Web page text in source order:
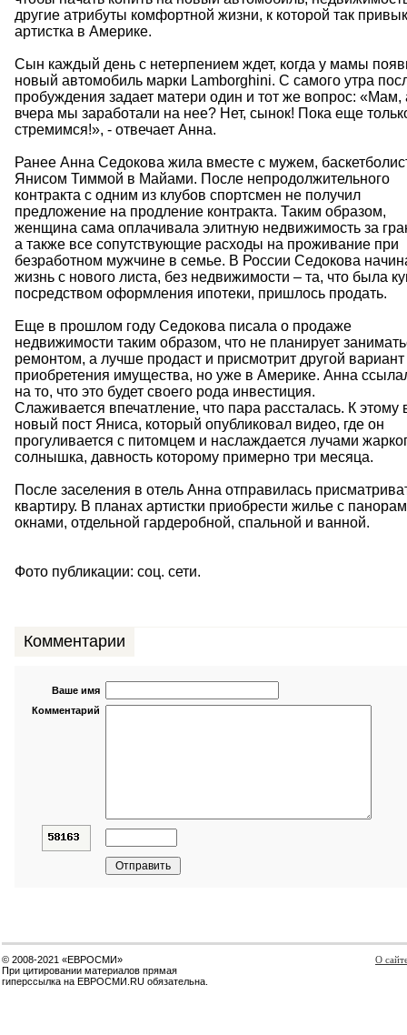
другие атрибуты комфортной жизни, к которой так
артистка в Америке.
Сын каждый день с нетерпением ждет, когда у мамы
новый автомобиль марки Lamborghini. С самого утра
пробуждения задает матери один и тот же вопрос: «Мам,
вчера мы заработали на нее? Нет, сынок! Пока еще
стремимся!», - отвечает Анна.
Ранее Анна Седокова жила вместе с мужем,
Янисом Тиммой в Майами. После непродолжительного
контракта с одним из клубов спортсмен не получил
предложение на продление контракта. Таким образом,
женщина сама оплачивала элитную недвижимость за
а также все сопутствующие расходы на проживание при
безработном мужчине в семье. В России Седокова
жизнь с нового листа, без недвижимости – та, что была
посредством оформления ипотеки, пришлось продать.
Еще в прошлом году Седокова писала о продаже
недвижимости таким образом, что не планирует
ремонтом, а лучше продаст и присмотрит другой вариант
приобретения имущества, но уже в Америке. Анна
на то, что это будет своего рода инвестиция.
Слаживается впечатление, что пара рассталась. К этому
новый пост Яниса, который опубликовал видео, где он
прогуливается с питомцем и наслаждается лучами
солнышка, давность которому примерно три месяца.
После заселения в отель Анна отправилась
квартиру. В планах артистки приобрести жилье с
окнами, отдельной гардеробной, спальной и ванной.
Фото публикации: соц. сети.
Комментарии
Ваше имя
Комментарий
© 2008-2021 «ЕВРОСМИ»
При цитировании материалов прямая
гиперссылка на ЕВРОСМИ.RU обязательна.
О